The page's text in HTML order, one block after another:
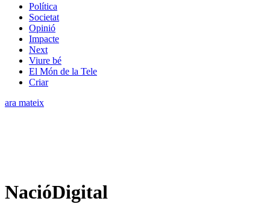
Política
Societat
Opinió
Impacte
Next
Viure bé
El Món de la Tele
Criar
ara mateix
NacióDigital